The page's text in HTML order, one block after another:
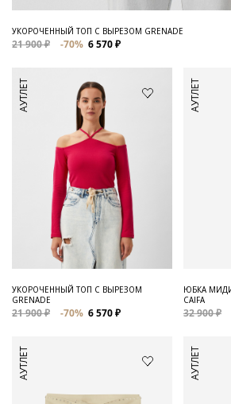
УКОРОЧЕННЫЙ ТОП С ВЫРЕЗОМ GRENADE
21 900 ₽ -70% 6 570 ₽
АУТЛЕТ
УКОРОЧЕННЫЙ ТОП С ВЫРЕЗОМ
GRENADE
21 900 ₽ -70% 6 570 ₽
АУТЛЕТ
ЮБКА
CAIFA
32 900 ₽
АУТЛЕТ АУТЛЕТ